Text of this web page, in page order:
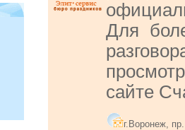
Для
сайте
г.Воронеж,